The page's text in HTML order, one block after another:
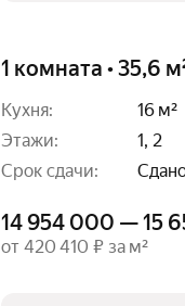
1 комната • 35,6
Кухня:
16 м²
Этажи:
1, 2
Срок сдачи:
14 954 000 — 15
от 420 410 ₽ за м²